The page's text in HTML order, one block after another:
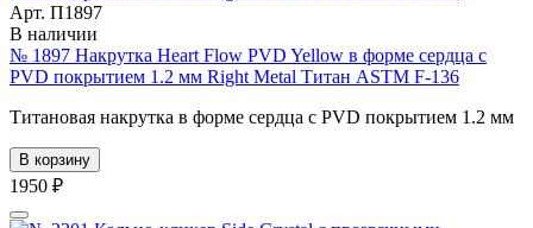
Арт. П1897
В наличии
№ 1897 Накрутка Heart Flow PVD Yellow в форме сердца с
PVD покрытием 1.2 мм Right Metal Титан ASTM F-136
Титановая накрутка в форме сердца с PVD покрытием 1.2 мм
В корзину
1950 ₽